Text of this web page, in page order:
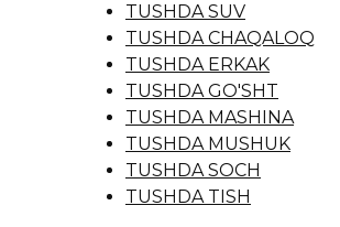
TUSHDA SUV
TUSHDA CHAQALOQ
TUSHDA ERKAK
TUSHDA GO'SHT
TUSHDA MASHINA
TUSHDA MUSHUK
TUSHDA SOCH
TUSHDA TISH